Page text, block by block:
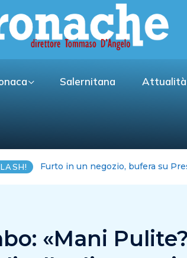
Salernitana Attualità
Premio Fabula 2026, “Fuori dal
«Mani